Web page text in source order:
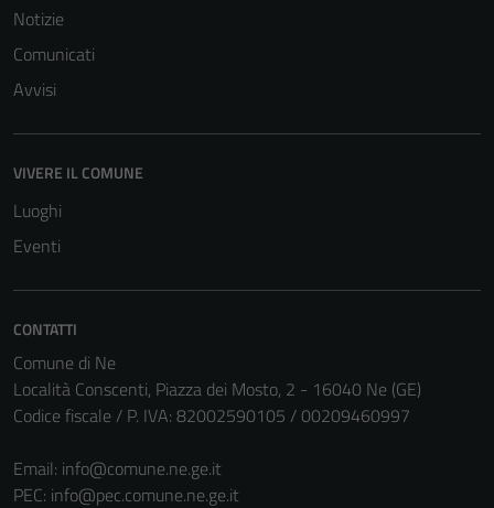
Notizie
Comunicati
Avvisi
VIVERE IL COMUNE
Luoghi
Eventi
CONTATTI
Comune di Ne
Località Conscenti, Piazza dei Mosto, 2 - 16040 Ne (GE)
Codice fiscale / P. IVA: 82002590105 / 00209460997
Email: info@comune.ne.ge.it
PEC: info@pec.comune.ne.ge.it
Questi cookie
non raccolgono
informazioni